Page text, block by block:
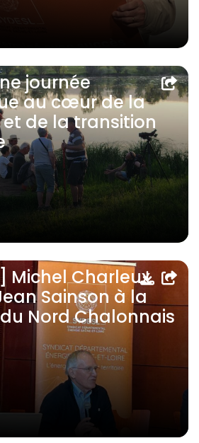
journée
au cœur de la
de la transition
Michel Charleux
Sainson à la
Nord Chalonnais